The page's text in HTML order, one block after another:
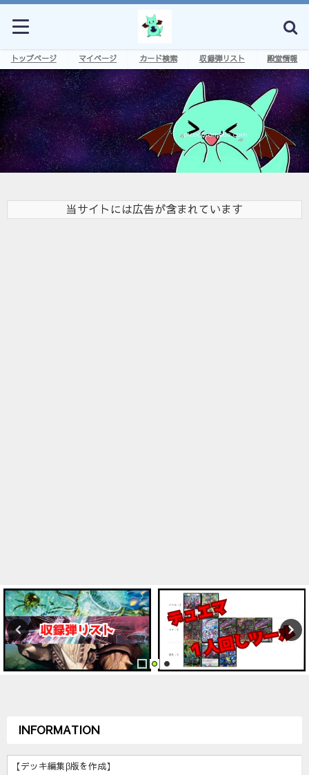
トップページ マイページ カード検索 収録弾リスト 殿堂情報
当サイトには広告が含まれています
INFORMATION
【デッキ編集β版を作成】